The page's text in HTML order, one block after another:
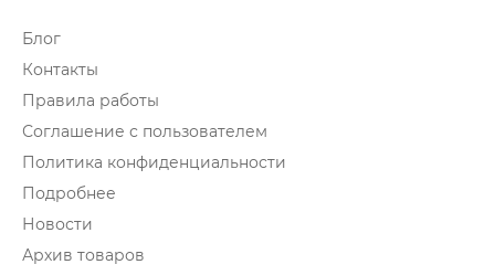
Блог
Контакты
Правила работы
Соглашение с пользователем
Политика конфиденциальности
Подробнее
Новости
Архив товаров